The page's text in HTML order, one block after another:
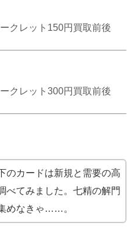
クレット150円買取前後
クレット300円買取前後
のカードは新規と需要の高
べてみました。七精の解門
めなきゃ……。